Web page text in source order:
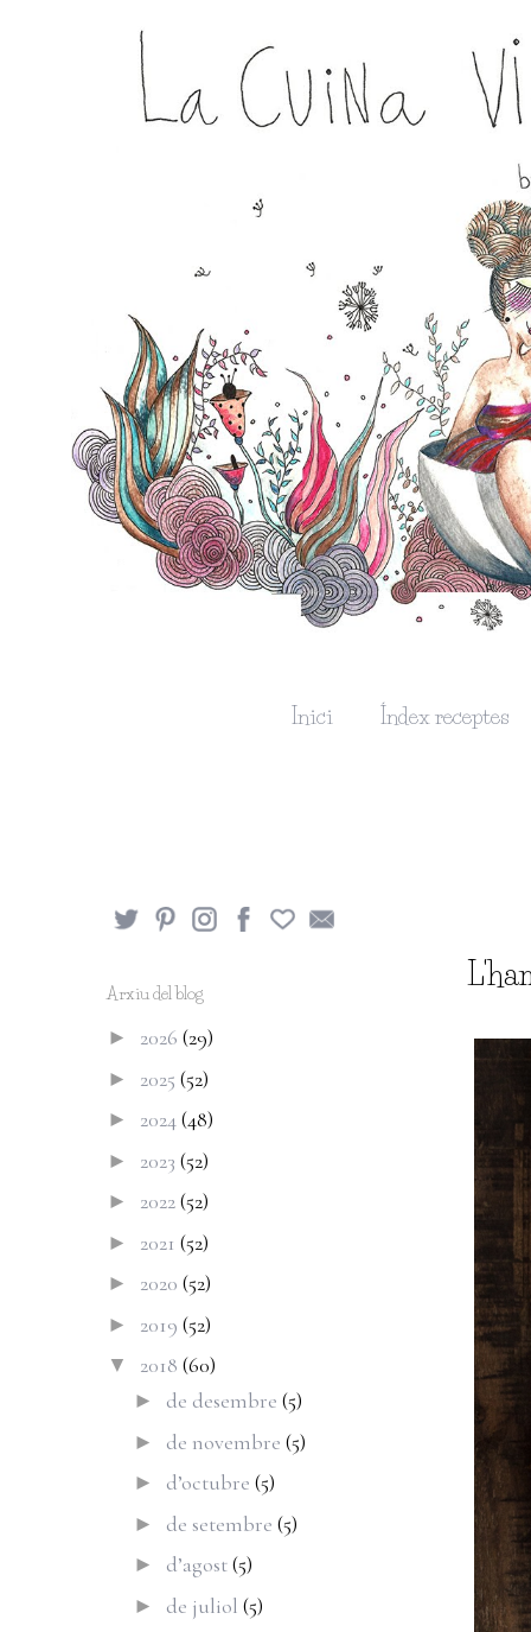
Inici Índex receptes
Arxiu del blog
► 2026 (29)
► 2025 (52)
► 2024(48)
► 2023 (52)
► 2022(52)
► 2021 (52)
► 2020 (52)
► 2019 (52)
▼ 2018 (60)
► de desembre (5)
► de novembre (5)
► d’octubre (5)
► de setembre (5)
► d’agost(5)
► de juliol (5)